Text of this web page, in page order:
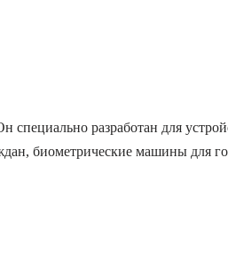
разработан для
биометрические машины для